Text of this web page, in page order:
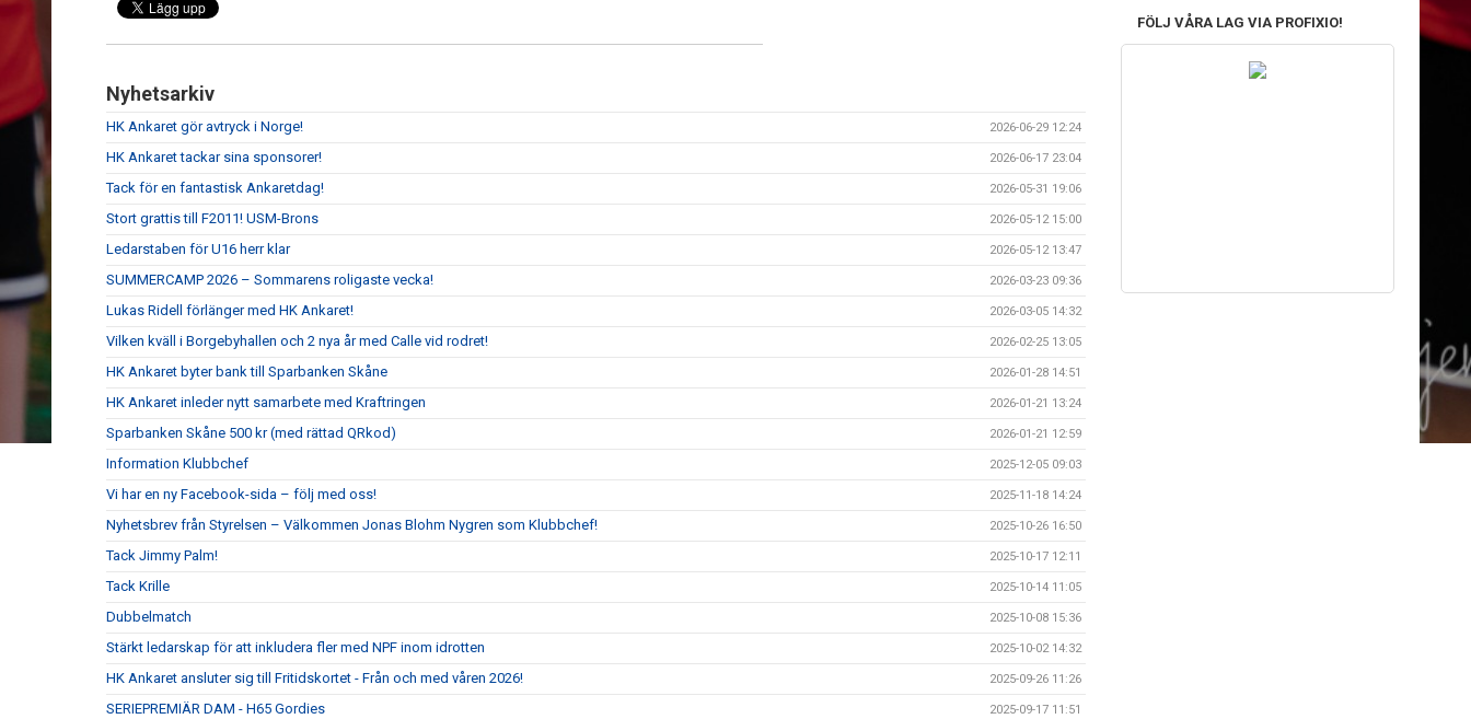
Nyhetsarkiv
HK Ankaret gör avtryck i Norge! 2026-06-29 12:24
HK Ankaret tackar sina sponsorer! 2026-06-17 23:04
Tack för en fantastisk Ankaretdag! 2026-05-31 19:06
Stort grattis till F2011! USM-Brons 2026-05-12 15:00
Ledarstaben för U16 herr klar 2026-05-12 13:47
SUMMERCAMP 2026 – Sommarens roligaste vecka! 2026-03-23 09:36
Lukas Ridell förlänger med HK Ankaret! 2026-03-05 14:32
Vilken kväll i Borgebyhallen och 2 nya år med Calle vid rodret! 2026-02-25 13:05
HK Ankaret byter bank till Sparbanken Skåne 2026-01-28 14:51
HK Ankaret inleder nytt samarbete med Kraftringen 2026-01-21 13:24
Sparbanken Skåne 500 kr (med rättad QRkod) 2026-01-21 12:59
Information Klubbchef 2025-12-05 09:03
Vi har en ny Facebook-sida – följ med oss! 2025-11-18 14:24
Nyhetsbrev från Styrelsen – Välkommen Jonas Blohm Nygren som Klubbchef! 2025-10-26 16:50
Tack Jimmy Palm! 2025-10-17 12:11
Tack Krille 2025-10-14 11:05
Dubbelmatch 2025-10-08 15:36
Stärkt ledarskap för att inkludera fler med NPF inom idrotten 2025-10-02 14:32
HK Ankaret ansluter sig till Fritidskortet - Från och med våren 2026! 2025-09-26 11:26
SERIEPREMIÄR DAM - H65 Gordies 2025-09-17 11:51
FÖLJ VÅRA LAG VIA PROFIXIO!